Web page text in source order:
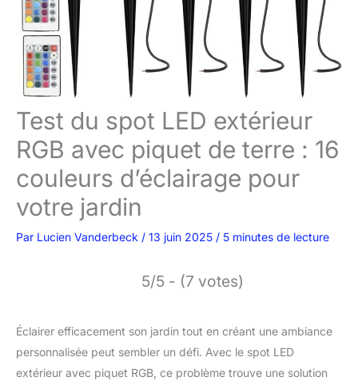
Test du spot LED extérieur
RGB avec piquet de terre : 16
couleurs d’éclairage pour
votre jardin
Par Lucien Vanderbeck / 13 juin 2025 / 5 minutes de lecture
5/5 - (7 votes)
Éclairer efficacement son jardin tout en créant une ambiance
personnalisée peut sembler un défi. Avec le spot LED
extérieur avec piquet RGB, ce problème trouve une solution